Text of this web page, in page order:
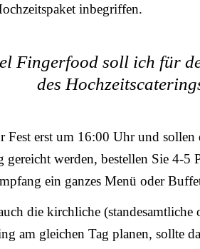
inbegriffen.
Fingerfood soll ich für
des
Fest erst um 16:00 Uhr und sollen
gereicht werden, bestellen Sie 4-5
ein ganzes Menü oder
die kirchliche (standesamtliche
am gleichen Tag planen, sollte